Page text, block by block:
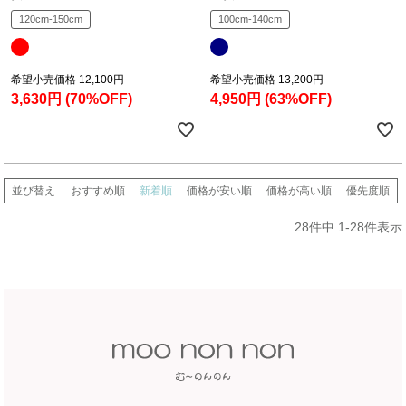
120cm-150cm
希望小売価格 12,100円
3,630円 (70%OFF)
100cm-140cm
希望小売価格 13,200円
4,950円 (63%OFF)
並び替え おすすめ順 新着順 価格が安い順 価格が高い順 優先度順
28件中 1-28件表示